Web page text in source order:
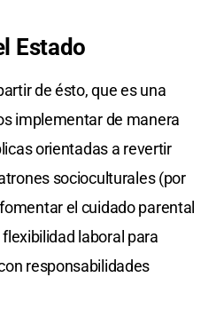
Estado
de ésto, que es una
implementar de manera
orientadas a revertir
socioculturales (por
el cuidado parental
laboral para
responsabilidades